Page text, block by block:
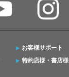
お客様サポート
特約店様・書店